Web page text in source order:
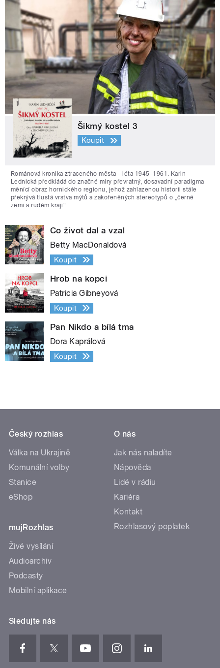
Šikmý kostel 3
Koupit
Románová kronika ztraceného města - léta 1945–1961. Karin
Lednická předkládá do značné míry převratný, dosavadní paradigma
měnící obraz hornického regionu, jehož zahlazenou historii stále
překrývá tlustá vrstva mýtů a zakořeněných stereotypů o „černé
zemi a rudém kraji“.
Co život dal a vzal
Betty MacDonaldová
Koupit
Hrob na kopci
Patricia Gibneyová
Koupit
Pan Nikdo a bílá tma
Dora Kaprálová
Koupit
Český rozhlas
Válka na Ukrajině
Komunální volby
Stanice
eShop
mujRozhlas
Živé vysílání
Audioarchiv
Podcasty
Mobilní aplikace
O nás
Jak nás naladíte
Nápověda
Lidé v rádiu
Kariéra
Kontakt
Rozhlasový poplatek
Sledujte nás